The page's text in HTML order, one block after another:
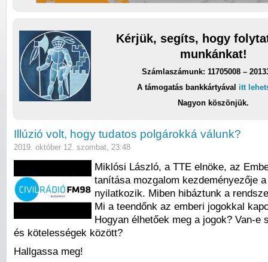
Kérjük, segíts, hogy
munkánkat!
Számlaszámunk: 11705008 –
A támogatás bankkártyával itt
Nagyon köszönjük.
Illúzió volt, hogy tudatos polgárokká válunk?
2019. október 12. szombat, 23:48
Miklósi László, a TTE elnöke, az
tanítása mozgalom kezdeményezője
nyilatkozik. Miben hibáztunk a
Mi a teendőnk az emberi jogokkal
Hogyan élhetőek meg a jogok? Van-e
és kötelességek között?
Hallgassa meg!